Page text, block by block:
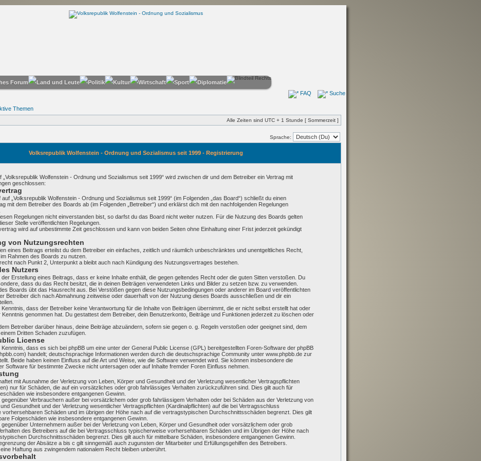
FAQ Suche
Themen
Alle Zeiten sind UTC + 1 Stunde [ Sommerzeit ]
Sprache:
Volksrepublik Wolfenstein - Ordnung und Sozialismus seit 1999 - Registrierung
„Volksrepublik Wolfenstein - Ordnung und Sozialismus seit 1999“ wird zwischen dir und dem Betreiber ein Vertrag mit
geschlossen:
auf „Volksrepublik Wolfenstein - Ordnung und Sozialismus seit 1999“ (im Folgenden „das Board“) schließt du einen
mit dem Betreiber des Boards ab (im Folgenden „Betreiber“) und erklärst dich mit den nachfolgenden Regelungen
Regelungen nicht einverstanden bist, so darfst du das Board nicht weiter nutzen. Für die Nutzung des Boards gelten
Stelle veröffentlichten Regelungen.
wird auf unbestimmte Zeit geschlossen und kann von beiden Seiten ohne Einhaltung einer Frist jederzeit gekündigt
von Nutzungsrechten
eines Beitrags erteilst du dem Betreiber ein einfaches, zeitlich und räumlich unbeschränktes und unentgeltliches Recht,
Rahmen des Boards zu nutzen.
nach Punkt 2, Unterpunkt a bleibt auch nach Kündigung des Nutzungsvertrages bestehen.
Nutzers
Erstellung eines Beitrags, dass er keine Inhalte enthält, die gegen geltendes Recht oder die guten Sitten verstoßen. Du
dass du das Recht besitzt, die in deinen Beiträgen verwendeten Links und Bilder zu setzen bzw. zu verwenden.
Boards übt das Hausrecht aus. Bei Verstößen gegen diese Nutzungsbedingungen oder anderer im Board veröffentlichten
Betreiber dich nach Abmahnung zeitweise oder dauerhaft von der Nutzung dieses Boards ausschließen und dir ein
dass der Betreiber keine Verantwortung für die Inhalte von Beiträgen übernimmt, die er nicht selbst erstellt hat oder
Kenntnis genommen hat. Du gestattest dem Betreiber, dein Benutzerkonto, Beiträge und Funktionen jederzeit zu löschen oder
Betreiber darüber hinaus, deine Beiträge abzuändern, sofern sie gegen o. g. Regeln verstoßen oder geeignet sind, dem
Dritten Schaden zuzufügen.
License
Kenntnis, dass es sich bei phpBB um eine unter der General Public License (GPL) bereitgestellten Foren-Software der phpBB
handelt; deutschsprachige Informationen werden durch die deutschsprachige Community unter www.phpbb.de zur
Beide haben keinen Einfluss auf die Art und Weise, wie die Software verwendet wird. Sie können insbesondere die
Software für bestimmte Zwecke nicht untersagen oder auf Inhalte fremder Foren Einfluss nehmen.
mit Ausnahme der Verletzung von Leben, Körper und Gesundheit und der Verletzung wesentlicher Vertragspflichten
nur für Schäden, die auf ein vorsätzliches oder grob fahrlässiges Verhalten zurückzuführen sind. Dies gilt auch für
wie insbesondere entgangenen Gewinn.
gegenüber Verbrauchern außer bei vorsätzlichem oder grob fahrlässigem Verhalten oder bei Schäden aus der Verletzung von
Gesundheit und der Verletzung wesentlicher Vertragspflichten (Kardinalpflichten) auf die bei Vertragsschluss
vorhersehbaren Schäden und im übrigen der Höhe nach auf die vertragstypischen Durchschnittsschäden begrenzt. Dies gilt
Folgeschäden wie insbesondere entgangenen Gewinn.
gegenüber Unternehmern außer bei der Verletzung von Leben, Körper und Gesundheit oder vorsätzlichem oder grob
des Betreibers auf die bei Vertragsschluss typischerweise vorhersehbaren Schäden und im Übrigen der Höhe nach
Durchschnittsschäden begrenzt. Dies gilt auch für mittelbare Schäden, insbesondere entgangenen Gewinn.
der Absätze a bis c gilt sinngemäß auch zugunsten der Mitarbeiter und Erfüllungsgehilfen des Betreibers.
Haftung aus zwingendem nationalem Recht bleiben unberührt.